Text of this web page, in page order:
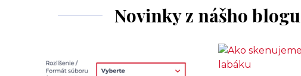
Novinky z nášho blogu